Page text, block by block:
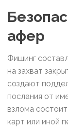
афер
Фишинг
на захват
создают
послания от
взлома
карт или иной